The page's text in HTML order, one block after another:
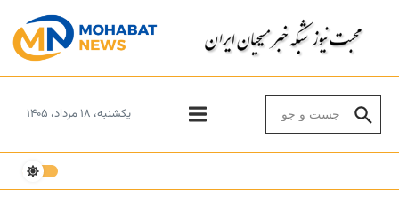
یکشنبه، ۱۸ مرداد، ۱۴۰۵